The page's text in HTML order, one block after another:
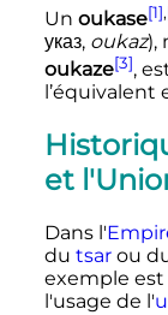
Un oukase[1],
указ, oukaz),
oukaze[3],
l’équivalent
et
Dans l'
du tsarou
exemple est
l'usage de l'